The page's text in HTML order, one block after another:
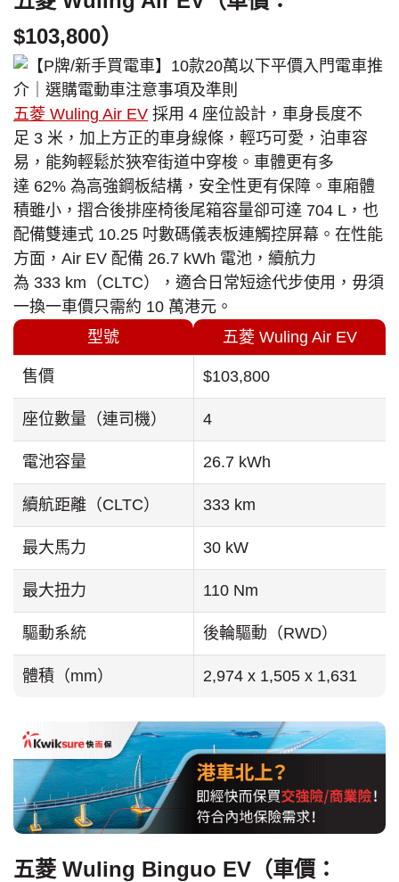
$103,800）
五菱 Wuling Air EV 採用 4 座位設計，車身長度不
足 3 米，加上方正的車身線條，輕巧可愛，泊車容
易，能夠輕鬆於狹窄街道中穿梭。車體更有多
達 62% 為高強鋼板結構，安全性更有保障。車廂體
積雖小，摺合後排座椅後尾箱容量卻可達 704 L，也
配備雙連式 10.25 吋數碼儀表板連觸控屏幕。在性能
方面，Air EV 配備 26.7 kWh 電池，續航力
為 333 km（CLTC），適合日常短途代步使用，毋須
一換一車價只需約 10 萬港元。
型號
五菱 Wuling Air EV
售價 $103,800
座位數量（連司機） 4
電池容量 26.7 kWh
續航距離（CLTC） 333 km
最大馬力 30 kW
最大扭力 110 Nm
驅動系統 後輪驅動（RWD）
體積（mm） 2,974 x 1,505 x 1,631
五菱 Wuling Binguo EV（車價：